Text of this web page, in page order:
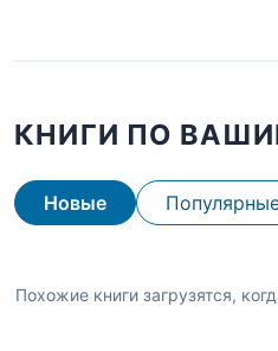
КНИГИ ПО
Новые
Похожие книги загрузятся,